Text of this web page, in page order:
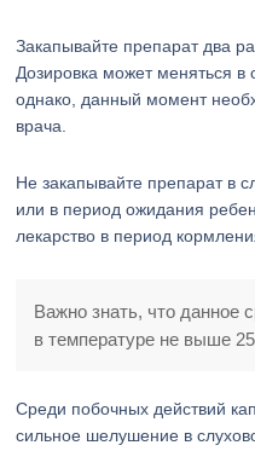
Закапывайте препарат два
Дозировка может меняться в
однако, данный момент
врача.
Не закапывайте препарат в
или в период ожидания
лекарство в период
Важно знать, что данное
в температуре не выше
Среди побочных действий
сильное шелушение в